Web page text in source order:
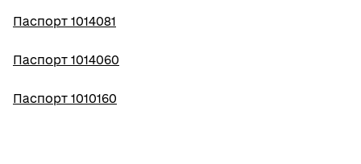
Паспорт 1014081
Паспорт 1014060
Паспорт 1010160